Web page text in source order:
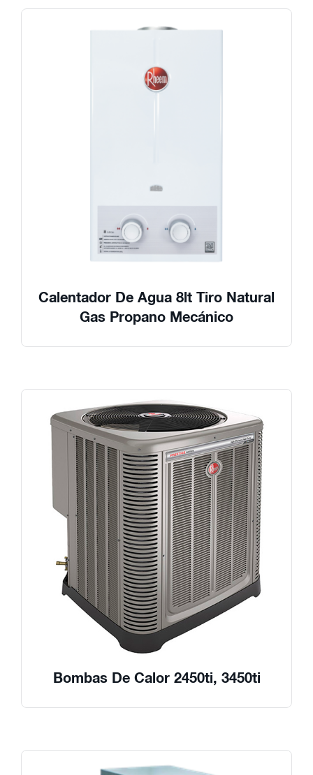
Calentador De Agua 8lt Tiro Natural
Gas Propano Mecánico
Bombas De Calor 2450ti, 3450ti